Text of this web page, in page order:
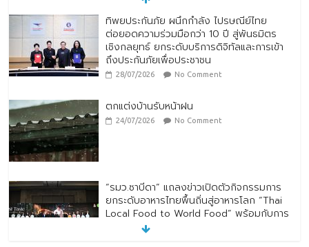
ทิพยประกันภัย ผนึกกำลัง ไปรษณีย์ไทย
ต่อยอดความร่วมมือกว่า 10 ปี สู่พันธมิตร
เชิงกลยุทธ์ ยกระดับบริการดิจิทัลและการเข้า
ถึงประกันภัยเพื่อประชาชน
28/07/2026 No Comment
ตกแต่งบ้านรับหน้าฝน
24/07/2026 No Comment
“รมว.ซาบีดา” แถลงข่าวเปิดตัวกิจกรรมการ
ยกระดับอาหารไทยพื้นถิ่นสู่อาหารโลก “Thai
Local Food to World Food” พร้อมกับการ
เปิดตัวตราสัญลักษณ์ “Thailand Best